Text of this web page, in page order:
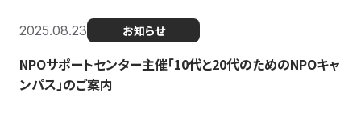
2025.08.23 お知らせ
NPOサポートセンター主催「10代と20代のためのNPOキャ
ンパス」のご案内